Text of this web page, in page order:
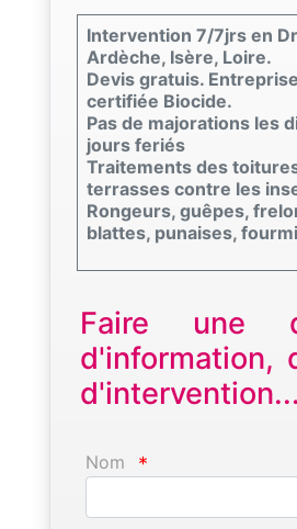
Intervention 7/7jrs en
Ardèche, Isère, Loire.
Devis gratuis.
certifiée Biocide.
Pas de majorations les
jours feriés
Traitements des
terrasses contre les
Rongeurs, guêpes,
blattes, punaises,
Faire une
d'information,
d'intervention...
Nom *